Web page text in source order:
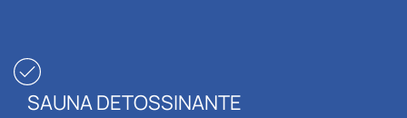
SAUNA DETOSSINANTE